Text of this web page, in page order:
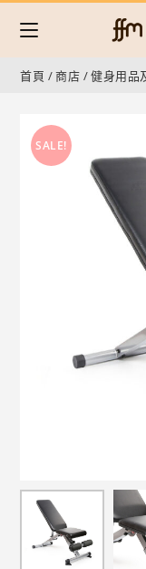
首頁 /商店 /健身用品
SALE!